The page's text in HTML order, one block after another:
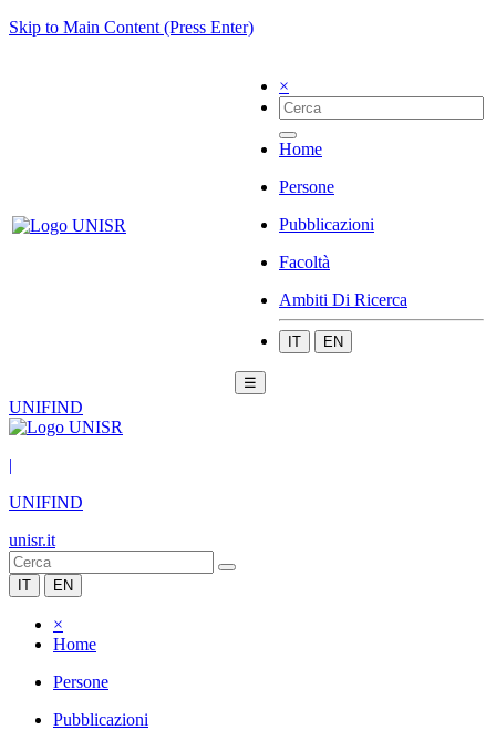
Skip to Main Content (Press Enter)
×
Home
Persone
Pubblicazioni
Facoltà
Ambiti Di Ricerca
IT EN
☰
UNIFIND
|
UNIFIND
unisr.it
IT EN
×
Home
Persone
Pubblicazioni